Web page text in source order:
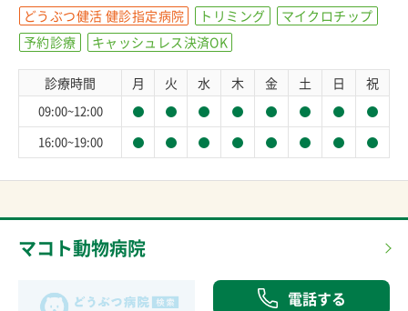
どうぶつ健活 健診指定病院
トリミング
マイクロチップ
予約診療
キャッシュレス決済OK
診療時間 月 火 水 木 金 土 日 祝
09:00~12:00
16:00~19:00
マコト動物病院
電話する